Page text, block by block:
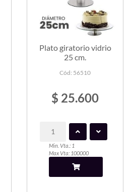
Plato giratorio vidrio
25 cm.
Cód: 56510
$ 25.600
Min. Vta.: 1
Max Vta: 100000